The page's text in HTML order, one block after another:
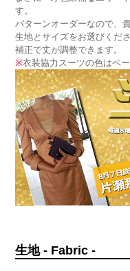
す。
パターンオーダーなので、
生地とサイズをお選びくださ
補正で丈が調整できます。
※衣装協力スーツの色はベー
生地 - Fabric -